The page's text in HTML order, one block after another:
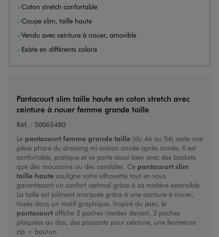
Coton stretch confortable
Coupe slim, taille haute
Vendu avec ceinture à nouer, amovible
Existe en différents coloris
Pantacourt slim taille haute en coton stretch avec
ceinture à nouer femme grande taille
Réf. : 50065480
Le pantacourt femme grande taille(du 46 au 54) reste une
pièce phare du dressing mi-saison année après année. Il est
confortable, pratique et se porte aussi bien avec des baskets
que des mocassins ou des sandales. Ce pantacourt slim
taille hautesouligne votre silhouette tout en vous
garantissant un confort optimal grâce à sa matière extensible.
La taille est joliment marquée grâce à une ceinture à nouer,
tissée dans un motif graphique. Inspiré du jean, le
pantacourt affiche 2 poches rivetées devant, 2 poches
plaquées au dos, des passants pour ceinture, une fermeture
zip + bouton.